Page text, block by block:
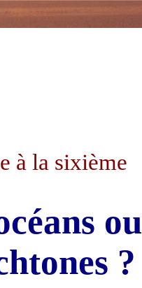
à la sixième
ou
?